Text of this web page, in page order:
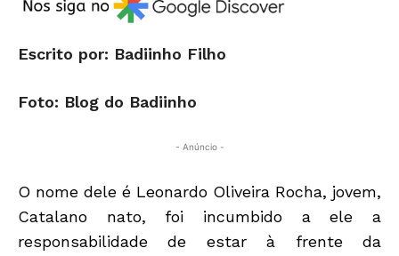
Escrito por: Badiinho Filho
Foto: Blog do Badiinho
- Anúncio -
O nome dele é Leonardo Oliveira Rocha, jovem,
Catalano nato, foi incumbido a ele a
responsabilidade de estar à frente da